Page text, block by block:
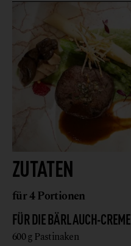
ZUTATEN
für 4 Portionen
FÜR DIE BÄRLAUCH-CREME
600gPastinaken